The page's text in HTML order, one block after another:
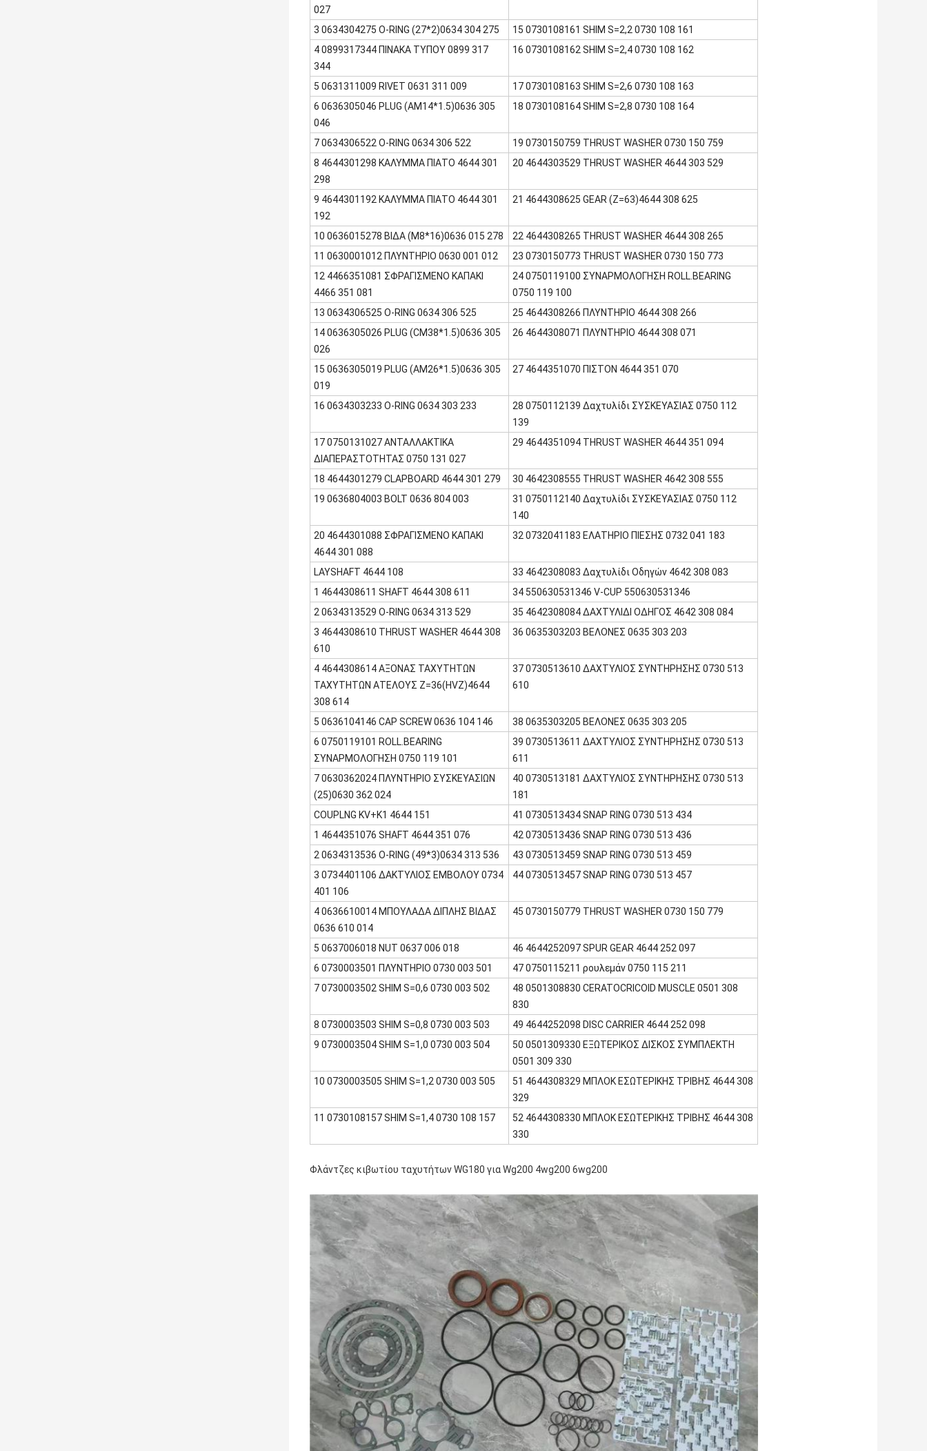
027
3 0634304275 O-RING (27*2)0634 304 275
15 0730108161 SHIM S=2,2 0730 108 161
4 0899317344 ΠΙΝΑΚΑ ΤΥΠΟΥ 0899 317
344
16 0730108162 SHIM S=2,4 0730 108 162
5 0631311009 RIVET 0631 311 009
17 0730108163 SHIM S=2,6 0730 108 163
6 0636305046 PLUG (AM14*1.5)0636 305
046
18 0730108164 SHIM S=2,8 0730 108 164
7 0634306522 O-RING 0634 306 522
19 0730150759 THRUST WASHER 0730 150 759
8 4644301298 ΚΑΛΥΜΜΑ ΠΙΑΤΟ 4644 301
298
20 4644303529 THRUST WASHER 4644 303 529
9 4644301192 ΚΑΛΥΜΜΑ ΠΙΑΤΟ 4644 301
192
21 4644308625 GEAR (Z=63)4644 308 625
10 0636015278 ΒΙΔΑ (M8*16)0636 015 278
22 4644308265 THRUST WASHER 4644 308 265
11 0630001012 ΠΛΥΝΤΗΡΙΟ 0630 001 012
23 0730150773 THRUST WASHER 0730 150 773
12 4466351081 ΣΦΡΑΓΙΣΜΕΝΟ ΚΑΠΑΚΙ
4466 351 081
24 0750119100 ΣΥΝΑΡΜΟΛΟΓΗΣΗ ROLL.BEARING
0750 119 100
13 0634306525 O-RING 0634 306 525
25 4644308266 ΠΛΥΝΤΗΡΙΟ 4644 308 266
14 0636305026 PLUG (CM38*1.5)0636 305
026
26 4644308071 ΠΛΥΝΤΗΡΙΟ 4644 308 071
15 0636305019 PLUG (AM26*1.5)0636 305
019
27 4644351070 ΠΙΣΤΟΝ 4644 351 070
16 0634303233 O-RING 0634 303 233
28 0750112139 Δαχτυλίδι ΣΥΣΚΕΥΑΣΙΑΣ 0750 112
139
17 0750131027 ΑΝΤΑΛΛΑΚΤΙΚΑ
ΔΙΑΠΕΡΑΣΤΟΤΗΤΑΣ 0750 131 027
29 4644351094 THRUST WASHER 4644 351 094
18 4644301279 CLAPBOARD 4644 301 279
30 4642308555 THRUST WASHER 4642 308 555
19 0636804003 BOLT 0636 804 003
31 0750112140 Δαχτυλίδι ΣΥΣΚΕΥΑΣΙΑΣ 0750 112
140
20 4644301088 ΣΦΡΑΓΙΣΜΕΝΟ ΚΑΠΑΚΙ
4644 301 088
32 0732041183 ΕΛΑΤΗΡΙΟ ΠΙΕΣΗΣ 0732 041 183
LAYSHAFT 4644 108
33 4642308083 Δαχτυλίδι Οδηγών 4642 308 083
1 4644308611 SHAFT 4644 308 611
34 550630531346 V-CUP 550630531346
2 0634313529 O-RING 0634 313 529
35 4642308084 ΔΑΧΤΥΛΙΔΙ ΟΔΗΓΟΣ 4642 308 084
3 4644308610 THRUST WASHER 4644 308
610
36 0635303203 ΒΕΛΟΝΕΣ 0635 303 203
4 4644308614 ΑΞΟΝΑΣ ΤΑΧΥΤΗΤΩΝ
ΤΑΧΥΤΗΤΩΝ ΑΤΕΛΟΥΣ Z=36(HVZ)4644
308 614
37 0730513610 ΔΑΧΤΥΛΙΟΣ ΣΥΝΤΗΡΗΣΗΣ 0730 513
610
5 0636104146 CAP SCREW 0636 104 146
38 0635303205 ΒΕΛΟΝΕΣ 0635 303 205
6 0750119101 ROLL.BEARING
ΣΥΝΑΡΜΟΛΟΓΗΣΗ 0750 119 101
39 0730513611 ΔΑΧΤΥΛΙΟΣ ΣΥΝΤΗΡΗΣΗΣ 0730 513
611
7 0630362024 ΠΛΥΝΤΗΡΙΟ ΣΥΣΚΕΥΑΣΙΩΝ
(25)0630 362 024
40 0730513181 ΔΑΧΤΥΛΙΟΣ ΣΥΝΤΗΡΗΣΗΣ 0730 513
181
COUPLNG KV+K1 4644 151
41 0730513434 SNAP RING 0730 513 434
1 4644351076 SHAFT 4644 351 076
42 0730513436 SNAP RING 0730 513 436
2 0634313536 O-RING (49*3)0634 313 536
43 0730513459 SNAP RING 0730 513 459
3 0734401106 ΔΑΚΤΥΛΙΟΣ ΕΜΒΟΛΟΥ 0734
401 106
44 0730513457 SNAP RING 0730 513 457
4 0636610014 ΜΠΟΥΛΑΔΑ ΔΙΠΛΗΣ ΒΙΔΑΣ
0636 610 014
45 0730150779 THRUST WASHER 0730 150 779
5 0637006018 NUT 0637 006 018
46 4644252097 SPUR GEAR 4644 252 097
6 0730003501 ΠΛΥΝΤΗΡΙΟ 0730 003 501
47 0750115211 ρουλεμάν 0750 115 211
7 0730003502 SHIM S=0,6 0730 003 502
48 0501308830 CERATOCRICOID MUSCLE 0501 308
830
8 0730003503 SHIM S=0,8 0730 003 503
49 4644252098 DISC CARRIER 4644 252 098
9 0730003504 SHIM S=1,0 0730 003 504
50 0501309330 ΕΞΩΤΕΡΙΚΟΣ ΔΙΣΚΟΣ ΣΥΜΠΛΕΚΤΗ
0501 309 330
10 0730003505 SHIM S=1,2 0730 003 505
51 4644308329 ΜΠΛΟΚ ΕΣΩΤΕΡΙΚΗΣ ΤΡΙΒΗΣ 4644 308
329
11 0730108157 SHIM S=1,4 0730 108 157
52 4644308330 ΜΠΛΟΚ ΕΣΩΤΕΡΙΚΗΣ ΤΡΙΒΗΣ 4644 308
330
Φλάντζες κιβωτίου ταχυτήτων WG180 για Wg200 4wg200 6wg200